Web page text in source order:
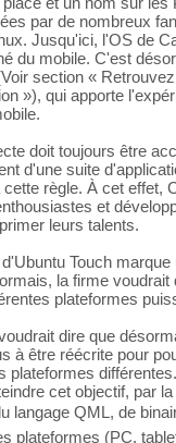
par de nombreux
Jusqu'ici, l'OS de
du mobile. C'est
section «
»), qui apporte
doit toujours être
d'une suite
règle. À cet effet,
et
leurs talents.
Touch
la firme voudrait
plateformes
dire que
à être réécrite pour
plateformes
cet objectif, par
langage QML, de
plateformes (PC,